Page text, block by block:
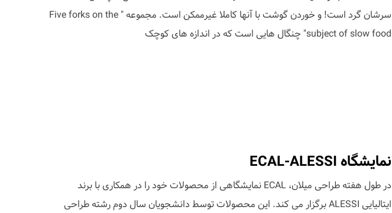
سرشان گرد است! و خوردن گوشت با آنها کاملا غیرممکن است. مجموعه " Five forks on the
subject of slow food" چنگال هایی است که در اندازه های کوچک
نمایشگاه ECAL-ALESSI
در طول هفته طراحی میلان، ECAL نمایشگاهی از محصولات خود را در همکاری با برند
ایتالیایی ALESSI برگزار می کند. این محصولات توسط دانشجویان سال دوم رشته طراحی